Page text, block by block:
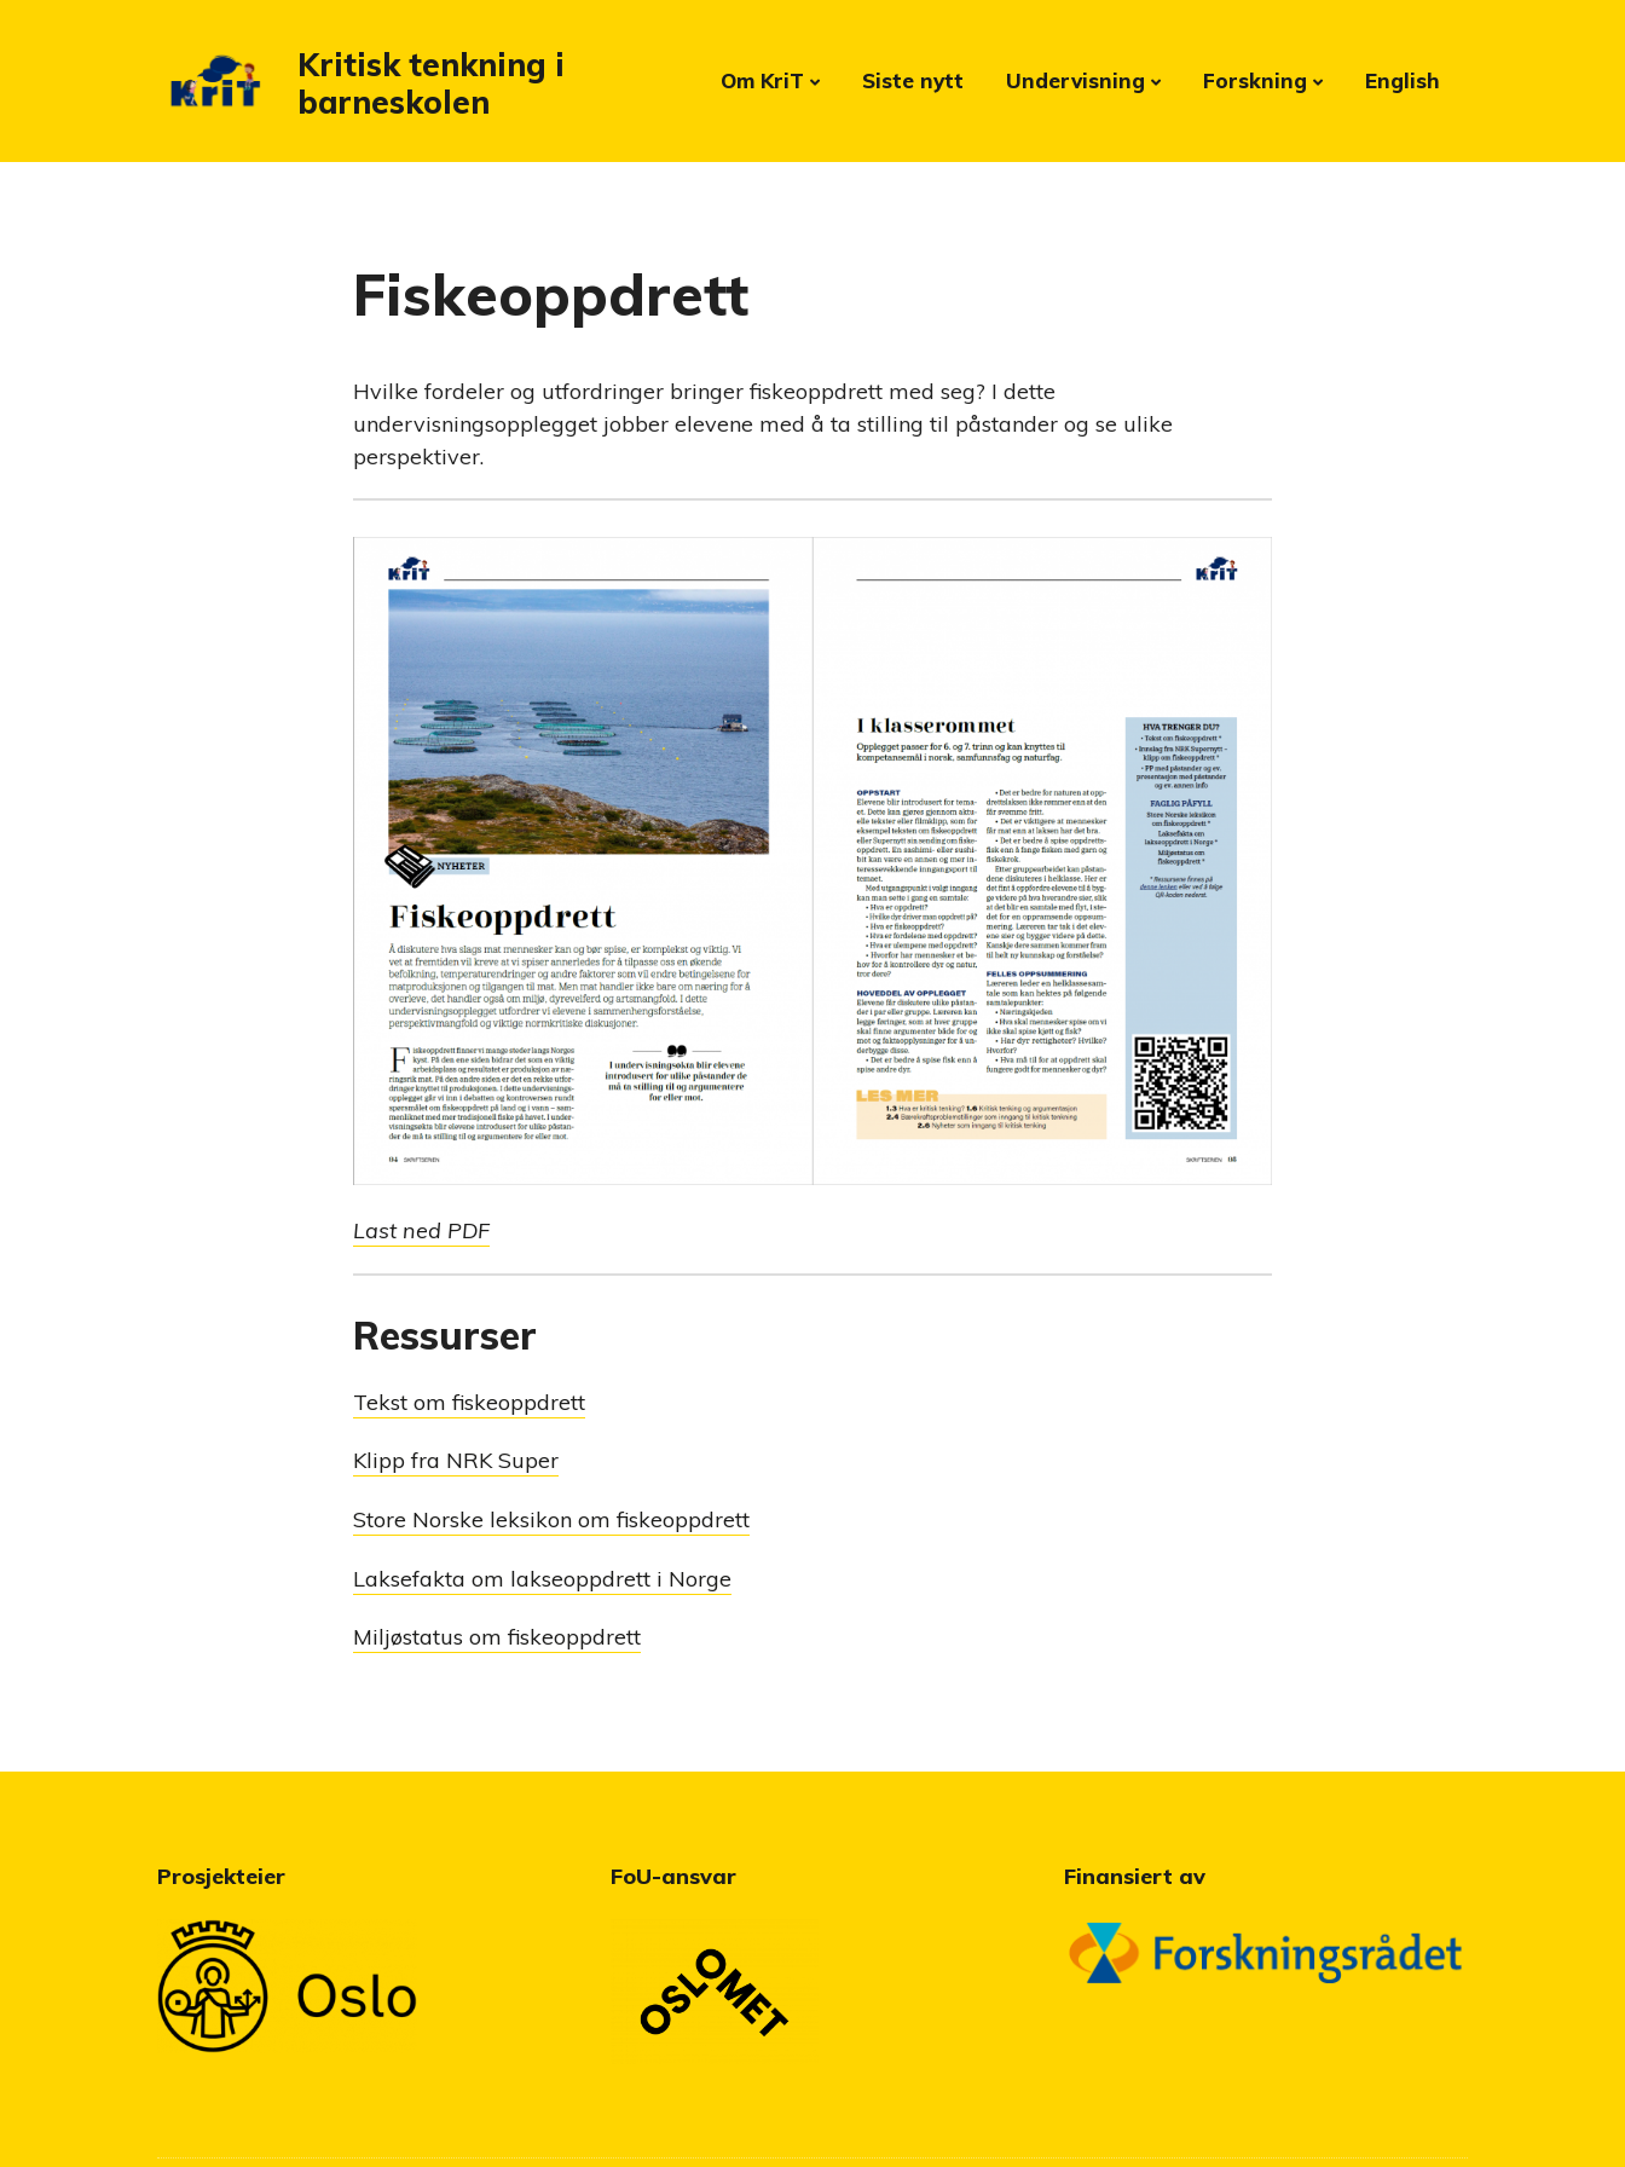
Kritisk tenkning i
barneskolen
Om KriT Siste nytt Undervisning Forskning English
Fiskeoppdrett
Hvilke fordeler og utfordringer bringer fiskeoppdrett med seg? I dette
undervisningsopplegget jobber elevene med å ta stilling til påstander og se ulike
perspektiver.
Last ned PDF
Ressurser
Tekst om fiskeoppdrett
Klipp fra NRK Super
Store Norske leksikon om fiskeoppdrett
Laksefakta om lakseoppdrett i Norge
Miljøstatus om fiskeoppdrett
Prosjekteier FoU-ansvar Finansiert av